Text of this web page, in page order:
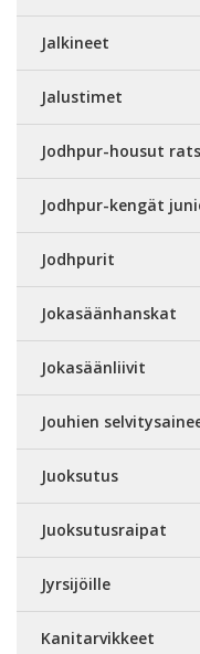
Jalkineet
Jalustimet
Jodhpur-housut
Jodhpur-kengät
Jodhpurit
Jokasäänhanskat
Jokasäänliivit
Jouhien
Juoksutus
Juoksutusraipat
Jyrsijöille
Kanitarvikkeet